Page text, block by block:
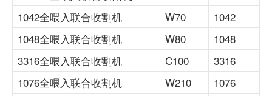
1042全喂入联合收割机
W70
1042
1048全喂入联合收割机
W80
1048
3316全喂入联合收割机
C100
3316
1076全喂入联合收割机
W210
1076